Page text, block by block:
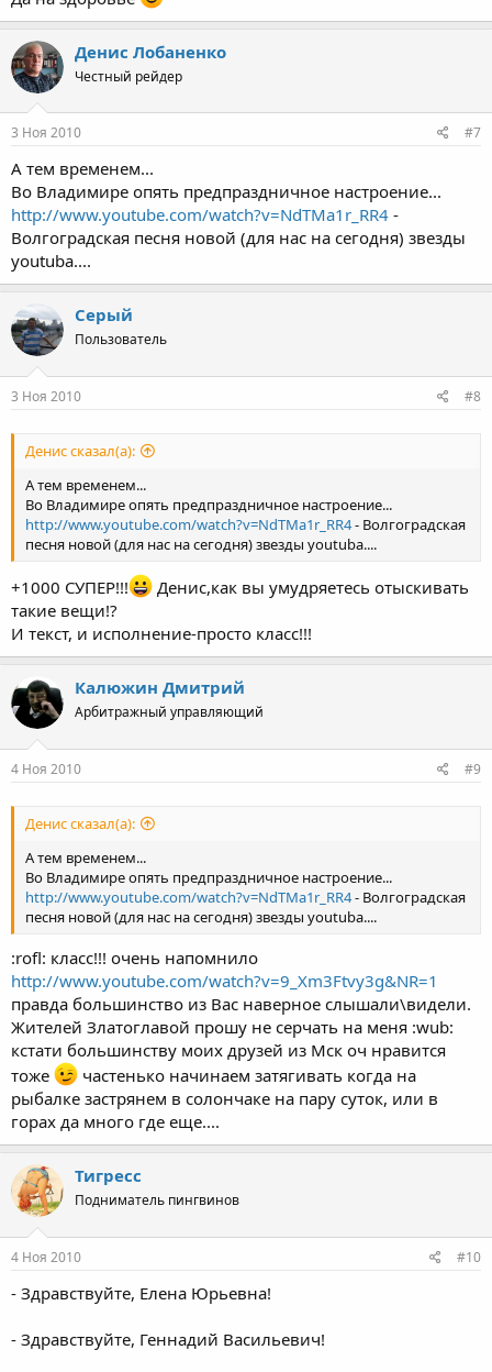
Денис Лобаненко
Честный рейдер
3 Ноя 2010 #7
А тем временем...
Во Владимире опять предпраздничное настроение...
http://www.youtube.com/watch?v=NdTMa1r_RR4 -
Волгоградская песня новой (для нас на сегодня) звезды
youtubа....
Серый
Пользователь
3 Ноя 2010 #8
Денис сказал(а):
А тем временем...
Во Владимире опять предпраздничное настроение...
http://www.youtube.com/watch?v=NdTMa1r_RR4- Волгоградская
песня новой (для нас на сегодня) звезды youtubа....
+1000 СУПЕР!!!
Денис,как вы умудряетесь отыскивать
такие вещи!?
И текст, и исполнение-просто класс!!!
Калюжин Дмитрий
Арбитражный управляющий
4 Ноя 2010 #9
Денис сказал(а):
А тем временем...
Во Владимире опять предпраздничное настроение...
http://www.youtube.com/watch?v=NdTMa1r_RR4- Волгоградская
песня новой (для нас на сегодня) звезды youtubа....
:rofl: класс!!! очень напомнило
http://www.youtube.com/watch?v=9_Xm3Ftvy3g&NR=1
правда большинство из Вас наверное слышали\видели.
Жителей Златоглавой прошу не серчать на меня :wub:
кстати большинству моих друзей из Мск оч нравится
тоже
частенько начинаем затягивать когда на
рыбалке застрянем в солончаке на пару суток, или в
горах да много где еще....
Тигресс
Подниматель пингвинов
4 Ноя 2010 #10
- Здравствуйте, Елена Юрьевна!
- Здравствуйте, Геннадий Васильевич!